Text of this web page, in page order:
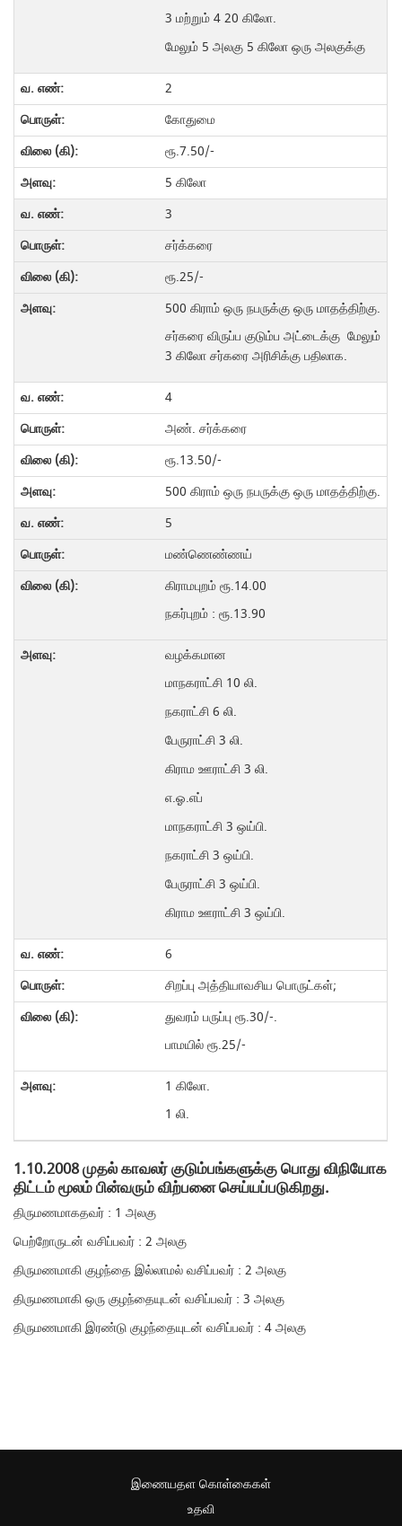
3 மற்றும் 4 20 கிலோ.
மேலும் 5 அலகு 5 கிலோ ஒரு அலகுக்கு
2
கோதுமை
ரூ.7.50/-
5 கிலோ
3
சர்க்கரை
ரூ.25/-
500 கிராம் ஒரு நபருக்கு ஒரு மாதத்திற்கு.
சர்கரை விருப்ப குடும்ப அட்டைக்கு மேலும்
3 கிலோ சர்கரை அரிசிக்கு பதிலாக.
4
அண். சர்க்கரை
ரூ.13.50/-
500 கிராம் ஒரு நபருக்கு ஒரு மாதத்திற்கு.
5
மண்ணெண்ணய்
கிராமபுறம் ரூ.14.00
நகர்புறம் : ரூ.13.90
வழக்கமான
மாநகராட்சி 10 லி.
நகராட்சி 6 லி.
பேருராட்சி 3 லி.
கிராம ஊராட்சி 3 லி.
எ.ஓ.எப்
மாநகராட்சி 3 ஒய்பி.
நகராட்சி 3 ஒய்பி.
பேருராட்சி 3 ஒய்பி.
கிராம ஊராட்சி 3 ஒய்பி.
6
சிறப்பு அத்தியாவசிய பொருட்கள்;
துவரம் பருப்பு ரூ.30/-.
பாமயில் ரூ.25/-
1 கிலோ.
1 லி.
1.10.2008 முதல் காவலர் குடும்பங்களுக்கு பொது விநியோக
திட்டம் மூலம் பின்வரும் விற்பனை செய்யப்படுகிறது.
திருமணமாகதவர் : 1 அலகு
பெற்றோருடன் வசிப்பவர் : 2 அலகு
திருமணமாகி குழந்தை இல்லாமல் வசிப்பவர் : 2 அலகு
திருமணமாகி ஒரு குழந்தையுடன் வசிப்பவர் : 3 அலகு
திருமணமாகி இரண்டு குழந்தையுடன் வசிப்பவர் : 4 அலகு
இணையதள கொள்கைகள்
உதவி